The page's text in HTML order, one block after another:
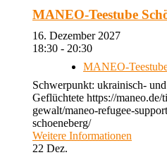
MANEO-Teestube
16. Dezember 2027
18:30 - 20:30
MANEO-
Schwerpunkt: ukrainisch-
Geflüchtete https://
gewalt/maneo-refugee-
schoeneberg/
Weitere Informationen
22 Dez.